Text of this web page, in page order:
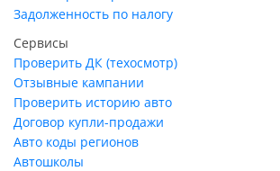
Задолженность по налогу
Сервисы
Проверить ДК (техосмотр)
Отзывные кампании
Проверить историю авто
Договор купли-продажи
Авто коды регионов
Автошколы